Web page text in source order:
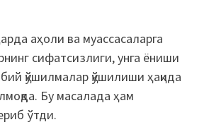
аҳоли ва муассасаларга
сифатсизлиги, унга ёниши
қўшилмалар қўшилиши ҳақида
Бу масалада ҳам
ўтди.